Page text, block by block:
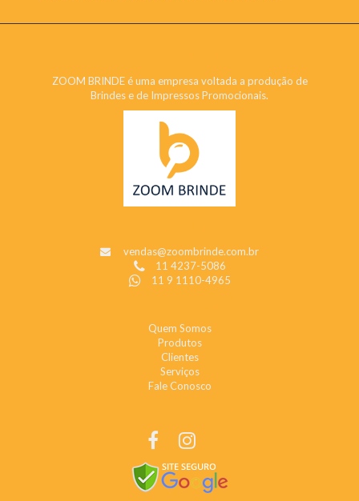
ZOOM BRINDE é uma empresa voltada a produção de
Brindes e de Impressos Promocionais.
vendas@zoombrinde.com.br
11 4237-5086
11 9 1110-4965
Quem Somos
Produtos
Clientes
Serviços
Fale Conosco